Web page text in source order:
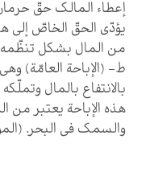
إعطاء المالك حقّ
يؤدّي الحقّ الخاصّ إلى
من المال بشكل تنظّمه
ط- (الإباحة العامّة)
بالانتفاع بالمال
هذه الإباحة يعتبر من
والسمك في البحر.